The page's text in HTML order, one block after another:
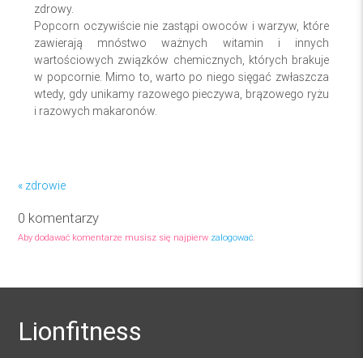
zdrowy.
Popcorn oczywiście nie zastąpi owoców i warzyw, które
zawierają mnóstwo ważnych witamin i innych
wartościowych związków chemicznych, których brakuje
w popcornie. Mimo to, warto po niego sięgać zwłaszcza
wtedy, gdy unikamy razowego pieczywa, brązowego ryżu
i razowych makaronów.
« zdrowie
0 komentarzy
Aby dodawać komentarze musisz się najpierw zalogować
Lionfitness